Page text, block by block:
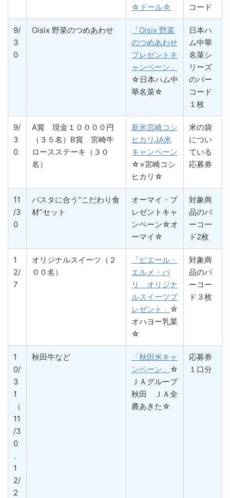
☆ドール☆
コード
9/
3
0
Oisix 野菜のつめあわせ
「Oisix 野菜
のつめあわせ
プレゼントキ
ャンペーン」
☆日本ハム中
華名菜☆
日本ハ
ム中華
名菜シ
リーズ
のバー
コード
１枚
9/
3
0
A賞 現金１００００円
（３５名）B賞 宮崎牛
ロースステーキ（３０
名）
新米宮崎コシ
ヒカリJA米
キャンペーン
☆×宮崎コシ
ヒカリ☆
米の袋
につい
ている
応募券
11
/3
0
パスタに合う”こだわり食
材”セット
オーマイ・プ
レゼントキャ
ンペーン☆オ
ーマイ☆
対象商
品のバ
ーコー
ド2枚
1
2/
7
オリジナルスイーツ（２
００名）
「ピエール・
エルメ・パ
リ オリジナ
ルスイーツプ
レゼント」 ☆
オハヨー乳業
☆
対象商
品のバ
ーコー
ド３枚
1
0/
3
1
（
11
/3
0
、
1
2/
2
秋田牛など
「秋田米キャ
ンペーン」 ☆
ＪＡグループ
秋田 ＪＡ全
農あきた☆
応募券
１口分